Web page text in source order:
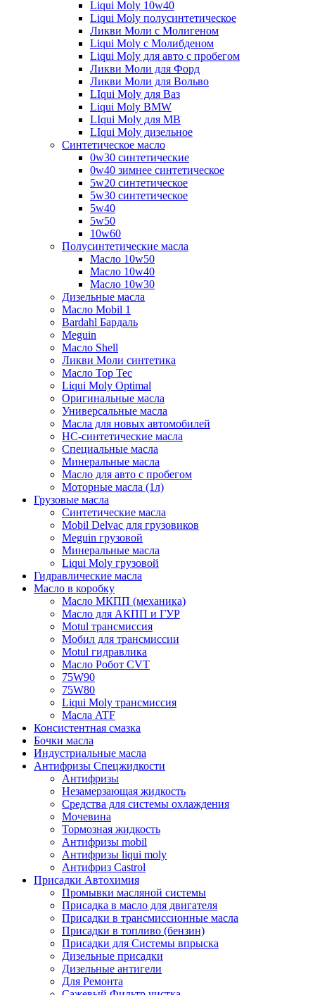
Liqui Moly 10w40
Liqui Moly полусинтетическое
Ликви Моли с Молигеном
Liqui Moly с Молибденом
Liqui Moly для авто с пробегом
Ликви Моли для Форд
Ликви Моли для Вольво
LIqui Moly для Ваз
Liqui Moly BMW
LIqui Moly для MB
LIqui Moly дизельное
Синтетическое масло
0w30 синтетические
0w40 зимнее синтетическое
5w20 синтетическое
5w30 синтетическое
5w40
5w50
10w60
Полусинтетические масла
Масло 10w50
Масло 10w40
Масло 10w30
Дизельные масла
Масло Mobil 1
Bardahl Бардаль
Meguin
Масло Shell
Ликви Моли синтетика
Масло Top Tec
Liqui Moly Optimal
Оригинальные масла
Универсальные масла
Масла для новых автомобилей
HC-синтетические масла
Специальные масла
Минеральные масла
Масло для авто с пробегом
Моторные масла (1л)
Грузовые масла
Синтетические масла
Mobil Delvac для грузовиков
Meguin грузовой
Минеральные масла
Liqui Moly грузовой
Гидравлические масла
Масло в коробку
Масло МКПП (механика)
Масло для АКПП и ГУР
Motul трансмиссия
Мобил для трансмиссии
Motul гидравлика
Масло Робот CVT
75W90
75W80
Liqui Moly трансмиссия
Масла ATF
Консистентная смазка
Бочки масла
Индустриальные масла
Антифризы Спецжидкости
Антифризы
Незамерзающая жидкость
Средства для системы охлаждения
Мочевина
Тормозная жидкость
Антифризы mobil
Антифризы liqui moly
Антифриз Castrol
Присадки Автохимия
Промывки масляной системы
Присадка в масло для двигателя
Присадки в трансмиссионные масла
Присадки в топливо (бензин)
Присадки для Системы впрыска
Дизельные присадки
Дизельные антигели
Для Ремонта